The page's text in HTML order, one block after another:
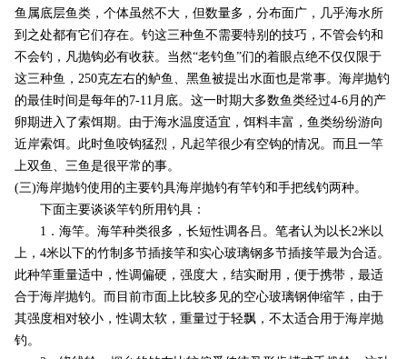
鱼属底层鱼类，个体虽然不大，但数量多，分布面广，几乎海水所
到之处都有它们存在。钓这三种鱼不需要特别的技巧，不管会钓和
不会钓，凡抛钩必有收获。当然“老钓鱼”们的着眼点绝不仅仅限于
这三种鱼，250克左右的鲈鱼、黑鱼被提出水面也是常事。海岸抛钓
的最佳时间是每年的7-11月底。这一时期大多数鱼类经过4-6月的产
卵期进入了索饵期。由于海水温度适宜，饵料丰富，鱼类纷纷游向
近岸索饵。此时鱼咬钩猛烈，凡起竿很少有空钩的情况。而且一竿
上双鱼、三鱼是很平常的事。
(三)海岸抛钓使用的主要钓具海岸抛钓有竿钓和手把线钓两种。
下面主要谈谈竿钓所用钓具：
1．海竿。海竿种类很多，长短性调各吕。笔者认为以长2米以
上，4米以下的竹制多节插接竿和实心玻璃钢多节插接竿最为合适。
此种竿重量适中，性调偏硬，强度大，结实耐用，便于携带，最适
合于海岸抛钓。而目前市面上比较多见的空心玻璃钢伸缩竿，由于
其强度相对较小，性调太软，重量过于轻飘，不太适合用于海岸抛
钓。